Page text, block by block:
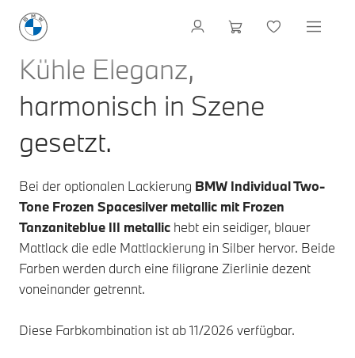
Kühle Eleganz,
harmonisch in Szene
gesetzt.
Bei der optionalen Lackierung BMW IndividualTwo-
Tone Frozen Spacesilver metallic mit Frozen
Tanzaniteblue III metallic hebt ein seidiger, blauer
Mattlack die edle Mattlackierung in Silber hervor. Beide
Farben werden durch eine filigrane Zierlinie dezent
voneinander getrennt.
Diese Farbkombination ist ab 11/2026 verfügbar.